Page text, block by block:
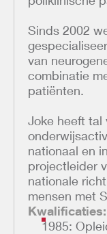
Sinds 2002
van
combinatie
patiënten.
Joke heeft tal
nationaal en
projectleider
nationale
mensen met
Kwalificaties:
1985: